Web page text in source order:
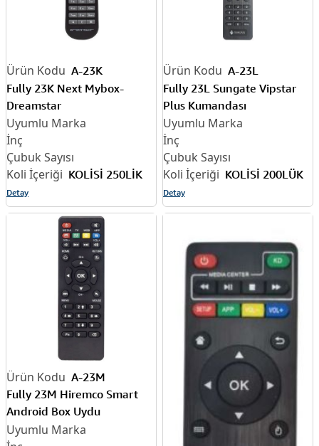
A-23K
Fully 23K Next Mybox-
Dreamstar
KOLİSİ 250LİK
Detay
A-23L
Fully 23L Sungate Vipstar
Plus Kumandası
KOLİSİ 200LÜK
Detay
A-23M
Fully 23M Hiremco Smart
Android Box Uydu
Kumandası